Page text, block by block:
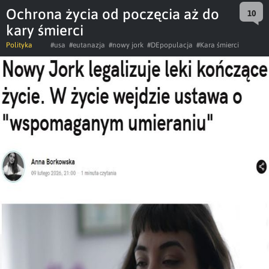
Ochrona życia od poczęcia aż do
kary śmierci
10
Polityka #usa #eutanazja #nowy jork #DEpopulacja #Kara śmierci